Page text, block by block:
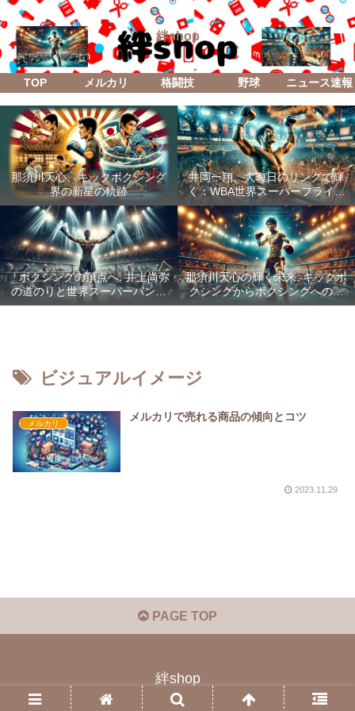
絆shop
TOP メルカリ 格闘技 野球 ニュース速報
那須川天心、キックボクシング
界の新星の軌跡
井岡一翔、大晦日のリングで輝
く：WBA世界スーパーフライ級
防衛戦「Lifetime Boxing Fights
18」
「ボクシングの頂点へ: 井上尚弥
の道のりと世界スーパーバンタ
ム級統一戦の全貌」
那須川天心の輝く未来: キックボ
クシングからボクシングへの成
功した転身
ビジュアルイメージ
メルカリ
メルカリで売れる商品の傾向とコツ
2023.11.29
PAGE TOP
絆shop
© 2023 絆shop.